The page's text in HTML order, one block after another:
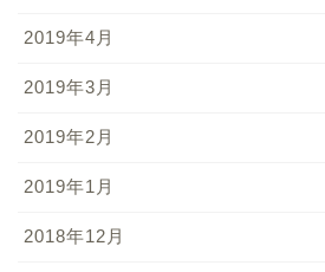
2019年4月
2019年3月
2019年2月
2019年1月
2018年12月